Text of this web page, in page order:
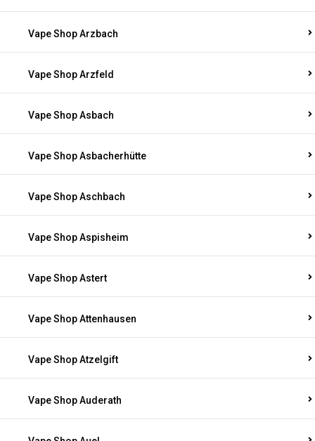
Vape Shop Arzbach
Vape Shop Arzfeld
Vape Shop Asbach
Vape Shop Asbacherhütte
Vape Shop Aschbach
Vape Shop Aspisheim
Vape Shop Astert
Vape Shop Attenhausen
Vape Shop Atzelgift
Vape Shop Auderath